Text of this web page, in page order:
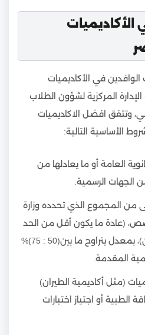
في الأكاديميات
المركزية لشؤون الطلاب
وتتفق افضل الاكاديميات
الأساسية التالية:
العامة أو ما يعادلها من
الجهات الرسمية.
من المجموع الذي تحدده وزارة
(عادة ما يكون أقل من الحد
الأدنى للطلاب المصريين)، بمعدل يتراوح ما بين(50 : 75)%
المقدمة.
(مثل أكاديمية الطيران)
الطبية أو اجتياز اختبارات